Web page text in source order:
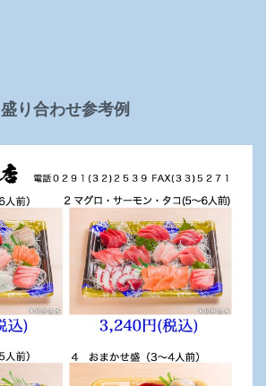
盛り合わせ参考例